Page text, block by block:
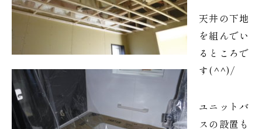
天井の下地
を組んでい
るところで
す(^^)/
ユニットバ
スの設置も